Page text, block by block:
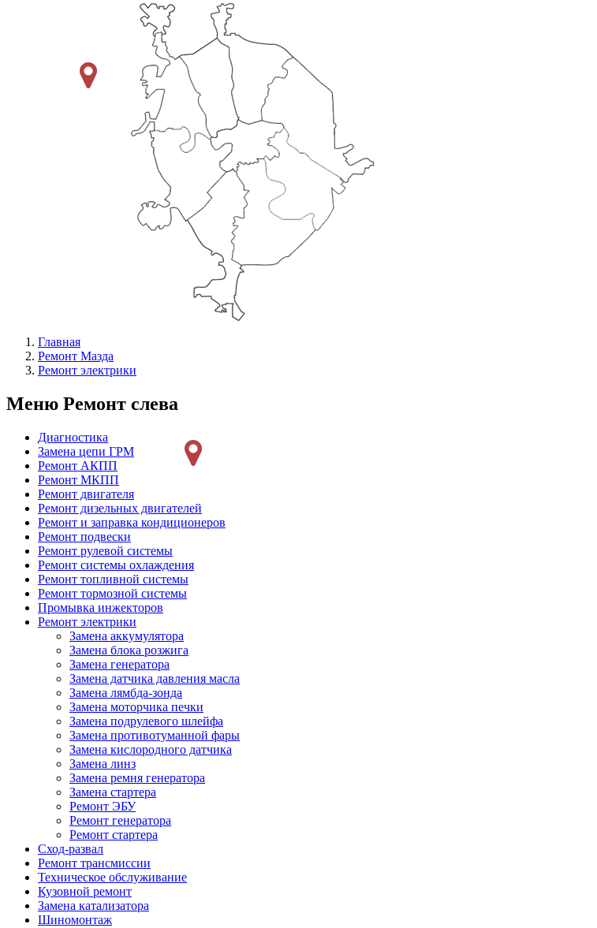
Главная
Ремонт Мазда
Ремонт электрики
Меню Ремонт слева
Диагностика
Замена цепи ГРМ
Ремонт АКПП
Ремонт МКПП
Ремонт двигателя
Ремонт дизельных двигателей
Ремонт и заправка кондиционеров
Ремонт подвески
Ремонт рулевой системы
Ремонт системы охлаждения
Ремонт топливной системы
Ремонт тормозной системы
Промывка инжекторов
Ремонт электрики
Замена аккумулятора
Замена блока розжига
Замена генератора
Замена датчика давления масла
Замена лямбда-зонда
Замена моторчика печки
Замена подрулевого шлейфа
Замена противотуманной фары
Замена кислородного датчика
Замена линз
Замена ремня генератора
Замена стартера
Ремонт ЭБУ
Ремонт генератора
Ремонт стартера
Сход-развал
Ремонт трансмиссии
Техническое обслуживание
Кузовной ремонт
Замена катализатора
Шиномонтаж